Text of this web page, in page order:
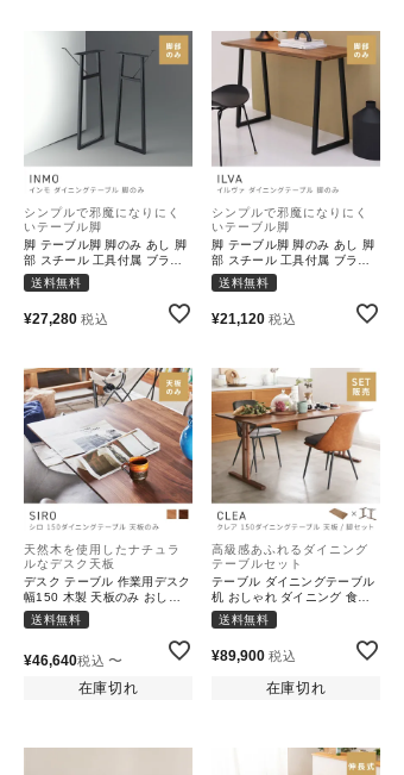
シンプルで邪魔になりにく
いテーブル脚
脚 テーブル脚 脚のみ あし 脚
部 スチール 工具付属 ブラッ
ク 黒 シンプル｜INMO
送料無料
¥27,280 税込
シンプルで邪魔になりにく
いテーブル脚
脚 テーブル脚 脚のみ あし 脚
部 スチール 工具付属 ブラッ
ク 黒 シンプル｜ILVA
送料無料
¥21,120 税込
天然木を使用したナチュラ
ルなデスク天板
デスク テーブル 作業用デスク
幅150 木製 天板のみ おしゃ
れ テーブル 新生活 一人暮ら
し 模様替え｜SIRO
送料無料
¥46,640税込 〜
在庫切れ
高級感あふれるダイニング
テーブルセット
テーブル ダイニングテーブル
机 おしゃれ ダイニング 食卓
机 長方形｜CLEA
送料無料
¥89,900 税込
在庫切れ